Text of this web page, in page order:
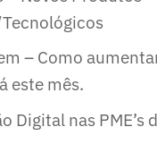
– Como
este mês.
Digital nas PME’s